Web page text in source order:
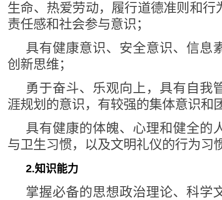
生命、热爱劳动，履行道德准则和行
责任感和社会参与意识；
具有健康意识、安全意识、信息
创新思维；
勇于奋斗、乐观向上，具有自我
涯规划的意识，有较强的集体意识和
具有健康的体魄、心理和健全的
与卫生习惯，以及文明礼仪的行为习
2.知识能力
掌握必备的思想政治理论、科学